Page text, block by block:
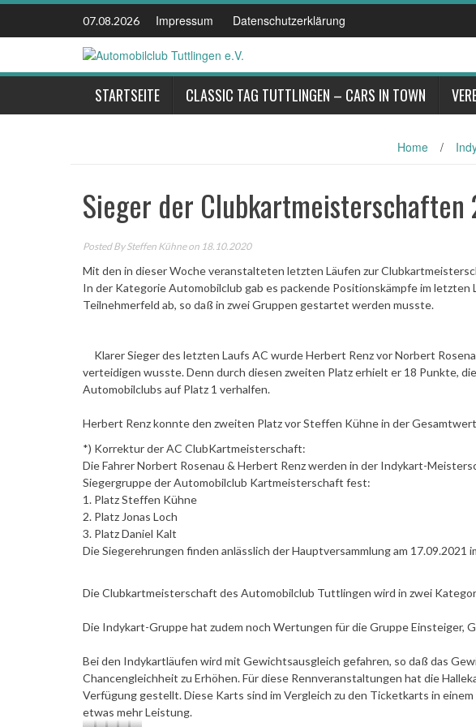
Skip
content
07.08.2026 Impressum Datenschutzerklärung
STARTSEITE CLASSIC TAG TUTTLINGEN – CARS IN TOWN
Home /
Sieger der
Posted BySteffen Kühneon 18.10.2020
Mit den in dieser Woche veranstalteten letzten Läufen zur
In der Kategorie Automobilclub gab es packende Positionskämpfe im
Teilnehmerfeld ab, so daß in zwei Gruppen gestartet werden musste.
Klarer Sieger des letzten Laufs AC wurde Herbert Renz vor Norbert
verteidigen wusste. Denn durch diesen zweiten Platz erhielt er 18 Punkte,
Automobilclubs auf Platz 1 verhalfen.
Herbert Renz konnte den zweiten Platz vor Steffen Kühne in der
*) Korrektur der AC ClubKartmeisterschaft:
Die Fahrer Norbert Rosenau & Herbert Renz werden in der Indykart-
Siegergruppe der Automobilclub Kartmeisterschaft fest:
1. Platz Steffen Kühne
2. Platz Jonas Loch
3. Platz Daniel Kalt
Die Siegerehrungen finden anlässlich der Hauptversammlung am
Die Clubkartmeisterschaft des Automobilclub Tuttlingen wird in zwei
Die Indykart-Gruppe hat zudem noch Wertungen für die Gruppe Einsteiger,
Bei den Indykartläufen wird mit Gewichtsausgleich gefahren, so daß das
Chancengleichheit zu Erhöhen. Für diese Rennveranstaltungen hat die
Verfügung gestellt. Diese Karts sind im Vergleich zu den Ticketkarts in
etwas mehr Leistung.